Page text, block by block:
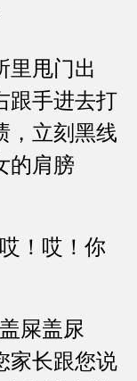
甩门出
跟手进去打
，立刻黑线
的肩膀
！哎！你
屎盖尿
家长跟您说